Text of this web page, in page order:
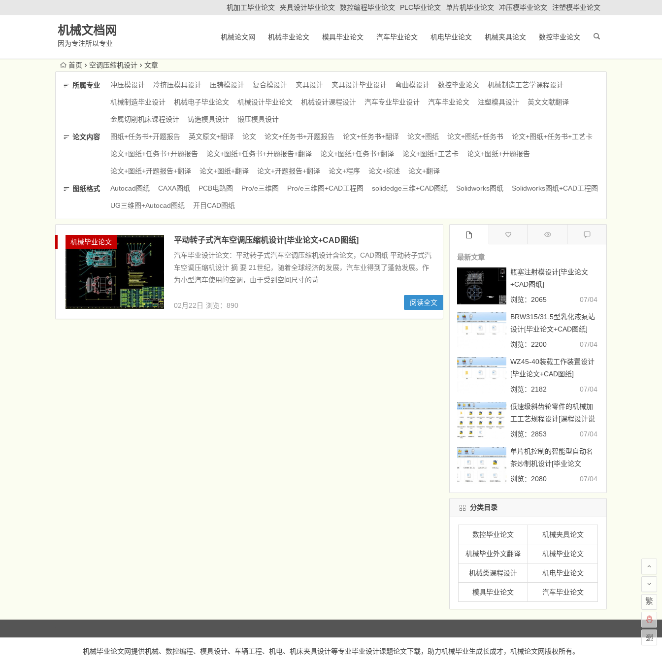
机加工毕业论文 夹具设计毕业论文 数控编程毕业论文 PLC毕业论文 单片机毕业论文 冲压模毕业论文 注塑模毕业论文
机械文档网
因为专注所以专业
机械论文网 机械毕业论文 模具毕业论文 汽车毕业论文 机电毕业论文 机械夹具论文 数控毕业论文
首页 空调压缩机设计 文章
所属专业 冲压模设计 冷挤压模具设计 压铸模设计 复合模设计 夹具设计 夹具设计毕业设计 弯曲模设计 数控毕业论文 机械制造工艺学课程设计
机械制造毕业设计 机械电子毕业论文 机械设计毕业论文 机械设计课程设计 汽车专业毕业设计 汽车毕业论文 注塑模具设计 英文文献翻译
金属切削机床课程设计 铸造模具设计 锻压模具设计
论文内容 图纸+任务书+开题报告 英文原文+翻译 论文 论文+任务书+开题报告 论文+任务书+翻译 论文+图纸 论文+图纸+任务书 论文+图纸+任务书+工艺卡
论文+图纸+任务书+开题报告 论文+图纸+任务书+开题报告+翻译 论文+图纸+任务书+翻译 论文+图纸+工艺卡 论文+图纸+开题报告
论文+图纸+开题报告+翻译 论文+图纸+翻译 论文+开题报告+翻译 论文+程序 论文+综述 论文+翻译
图纸格式 Autocad图纸 CAXA图纸 PCB电路图 Pro/e三维图 Pro/e三维图+CAD工程图 solidedge三维+CAD图纸 Solidworks图纸 Solidworks图纸+CAD工程图
UG三维图+Autocad图纸 开目CAD图纸
机械毕业论文 平动转子式汽车空调压缩机设计[毕业论文+CAD图纸]
汽车毕业设计论文：平动转子式汽车空调压缩机设计含论文，CAD图纸 平动转子式汽
车空调压缩机设计 摘 要 21世纪，随着全球经济的发展，汽车业得到了蓬勃发展。作
为小型汽车使用的空调，由于受到空间尺寸的苛...
02月22日 浏览：890 阅读全文
最新文章
瓶塞注射模设计[毕业论文
+CAD图纸]
07/04
浏览：2065
BRW315/31.5型乳化液泵站
设计[毕业论文+CAD图纸]
07/04
浏览：2200
WZ45-40装载工作装置设计
[毕业论文+CAD图纸]
07/04
浏览：2182
低速级斜齿轮零件的机械加
工工艺规程设计[课程设计说
明书+CAD图纸]
07/04
浏览：2853
单片机控制的智能型自动名
茶炒制机设计[毕业论文
+CAD图纸]
07/04
浏览：2080
分类目录
数控毕业论文 机械夹具论文
机械毕业外文翻译 机械毕业论文
机械类课程设计 机电毕业论文
模具毕业论文 汽车毕业论文
机械毕业论文网提供机械、数控编程、模具设计、车辆工程、机电、机床夹具设计等专业毕业设计课题论文下载，助力机械毕业生成长成才， 机械论文网版权所有。
繁